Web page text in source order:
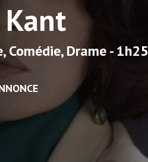
Comédie, Drame - 1h25